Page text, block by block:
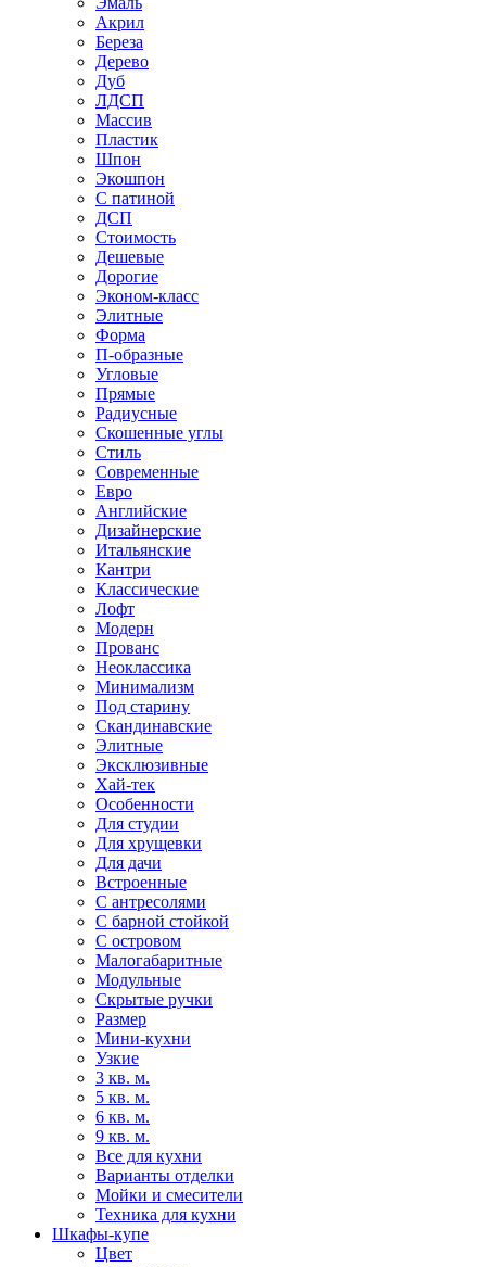
Акрил
Береза
Дерево
Дуб
ЛДСП
Массив
Пластик
Шпон
Экошпон
С патиной
ДСП
Стоимость
Дешевые
Дорогие
Эконом-класс
Элитные
Форма
П-образные
Угловые
Прямые
Радиусные
Скошенные углы
Стиль
Современные
Евро
Английские
Дизайнерские
Итальянские
Кантри
Классические
Лофт
Модерн
Прованс
Неоклассика
Минимализм
Под старину
Скандинавские
Элитные
Эксклюзивные
Хай-тек
Особенности
Для студии
Для хрущевки
Для дачи
Встроенные
С антресолями
С барной стойкой
С островом
Малогабаритные
Модульные
Скрытые ручки
Размер
Мини-кухни
Узкие
3 кв. м.
5 кв. м.
6 кв. м.
9 кв. м.
Все для кухни
Варианты отделки
Мойки и смесители
Техника для кухни
Шкафы-купе
Цвет